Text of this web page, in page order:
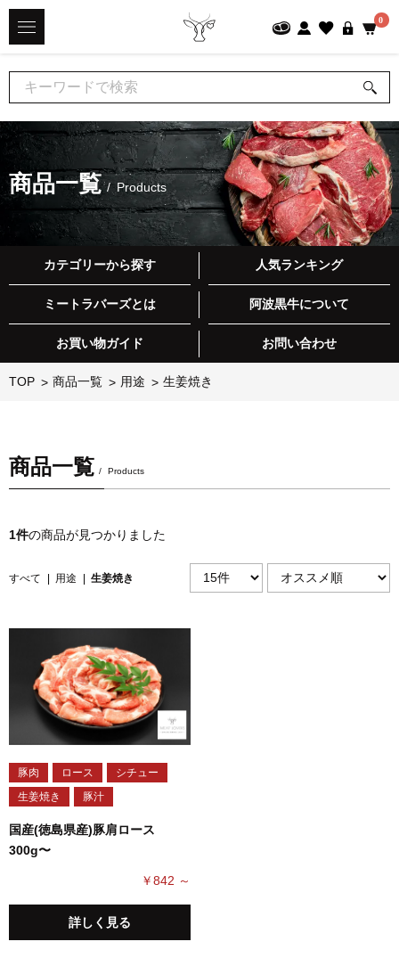
0
商品一覧 Products
カテゴリーから探す 人気ランキング
ミートラバーズとは 阿波黒牛について
お買い物ガイド お問い合わせ
TOP 商品一覧 用途 生姜焼き
商品一覧 Products
1件の商品が見つかりました
すべて | 用途 | 生姜焼き
豚肉 ロース
シチュー
生姜焼き
豚汁
国産(徳島県産)豚肩ロース
300g〜
￥842 ～
詳しく見る